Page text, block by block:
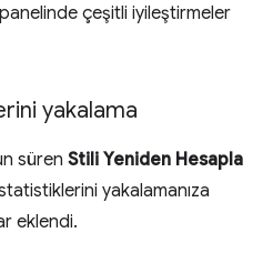
çeşitli iyileştirmeler
yakalama
süren Stili Yeniden Hesapla
yakalamanıza
eklendi.